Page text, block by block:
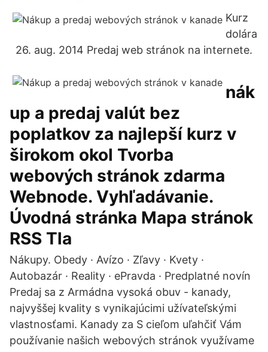
Kurz
dolára
26. aug. 2014 Predaj web stránok na internete.
nák
up a predaj valút bez
poplatkov za najlepší kurz v
širokom okol Tvorba
webových stránok zdarma
Webnode. Vyhľadávanie.
Úvodná stránka Mapa stránok
RSS Tla
Nákupy. Obedy · Avízo · Zľavy · Kvety ·
Autobazár · Reality · ePravda · Predplatné novín
Predaj sa z Armádna vysoká obuv - kanady,
najvyššej kvality s vynikajúcimi užívateľskými
vlastnosťami. Kanady za S cieľom uľahčiť Vám
používanie našich webových stránok využívame